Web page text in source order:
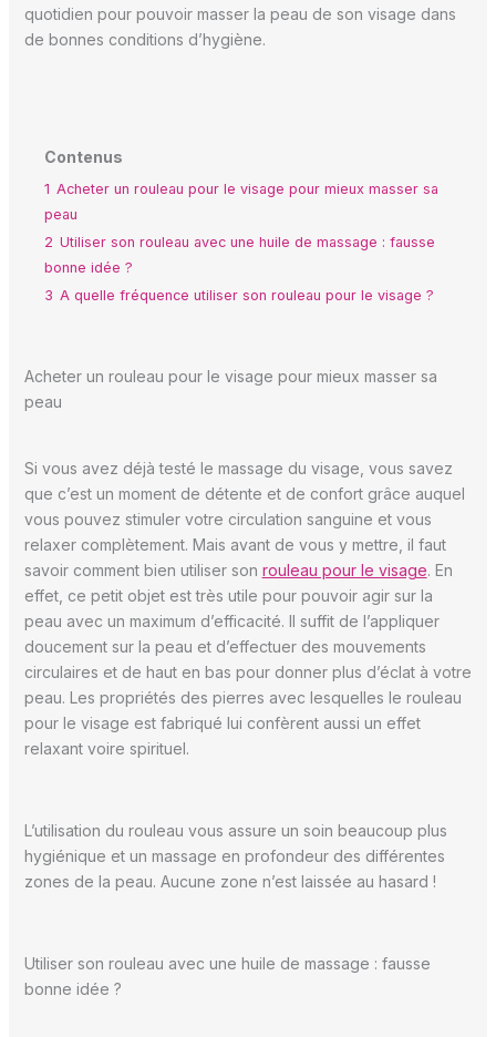
quotidien pour pouvoir masser la peau de son visage dans
de bonnes conditions d’hygiène.
Contenus
1 Acheter un rouleau pour le visage pour mieux masser sa
peau
2 Utiliser son rouleau avec une huile de massage : fausse
bonne idée ?
3 A quelle fréquence utiliser son rouleau pour le visage ?
Acheter un rouleau pour le visage pour mieux masser sa
peau
Si vous avez déjà testé le massage du visage, vous savez
que c’est un moment de détente et de confort grâce auquel
vous pouvez stimuler votre circulation sanguine et vous
relaxer complètement. Mais avant de vous y mettre, il faut
savoir comment bien utiliser son rouleau pour le visage. En
effet, ce petit objet est très utile pour pouvoir agir sur la
peau avec un maximum d’efficacité. Il suffit de l’appliquer
doucement sur la peau et d’effectuer des mouvements
circulaires et de haut en bas pour donner plus d’éclat à votre
peau. Les propriétés des pierres avec lesquelles le rouleau
pour le visage est fabriqué lui confèrent aussi un effet
relaxant voire spirituel.
L’utilisation du rouleau vous assure un soin beaucoup plus
hygiénique et un massage en profondeur des différentes
zones de la peau. Aucune zone n’est laissée au hasard !
Utiliser son rouleau avec une huile de massage : fausse
bonne idée ?